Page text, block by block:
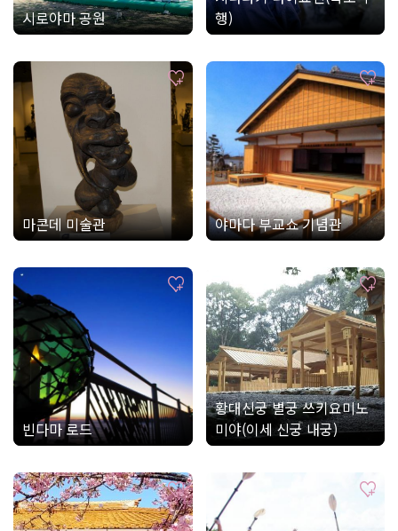
시로야마 공원
행)
마콘데 미술관 야마다 부교쇼 기념관
빈다마 로드
황대신궁 별궁 쓰키요미노
미야(이세 신궁 내궁)